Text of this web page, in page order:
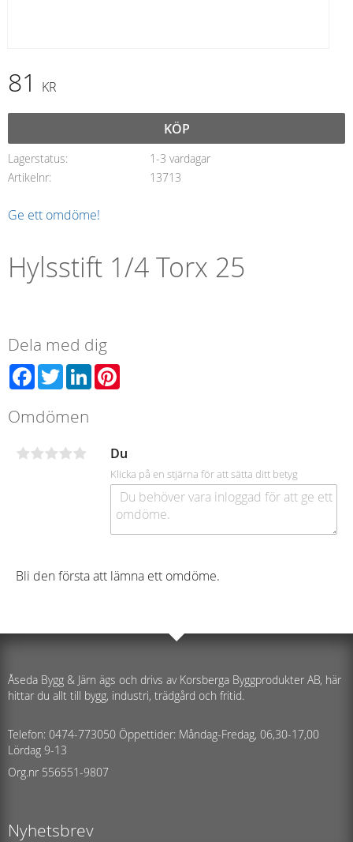
81 KR
KÖP
Lagerstatus
1-3 vardagar
Artikelnr
13713
Ge ett omdöme!
Hylsstift 1/4 Torx 25
Dela med dig
Facebook
TwitterLinkedIn
Omdömen
Du
Klicka på en stjärna för att sätta ditt betyg
Bli den första att lämna ett omdöme.
Åseda Bygg & Järn ägs och drivs av Korsberga Byggprodukter AB, här
hittar du allt till bygg, industri, trädgård och fritid.
Telefon: 0474-773050 Öppettider: Måndag-Fredag, 06,30-17,00
Lördag 9-13
Org.nr 556551-9807
Nyhetsbrev